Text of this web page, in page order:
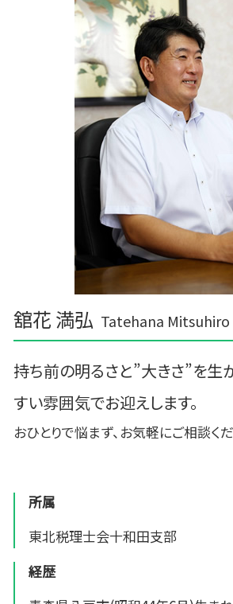
舘花 満弘 Tatehana Mitsuhiro
持ち前の明るさと”大きさ”を生
すい雰囲気でお迎えします。
おひとりで悩まず、お気軽にご相談くだ
所属
東北税理士会十和田支部
経歴